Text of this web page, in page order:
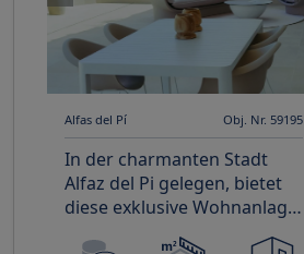
Alfas del Pí Obj. Nr. 59195
In der charmanten Stadt
Alfaz del Pi gelegen, bietet
diese exklusive Wohnanlage
eine Vielzahl von